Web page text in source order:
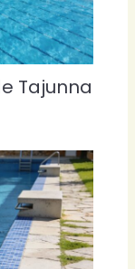
Tajunna